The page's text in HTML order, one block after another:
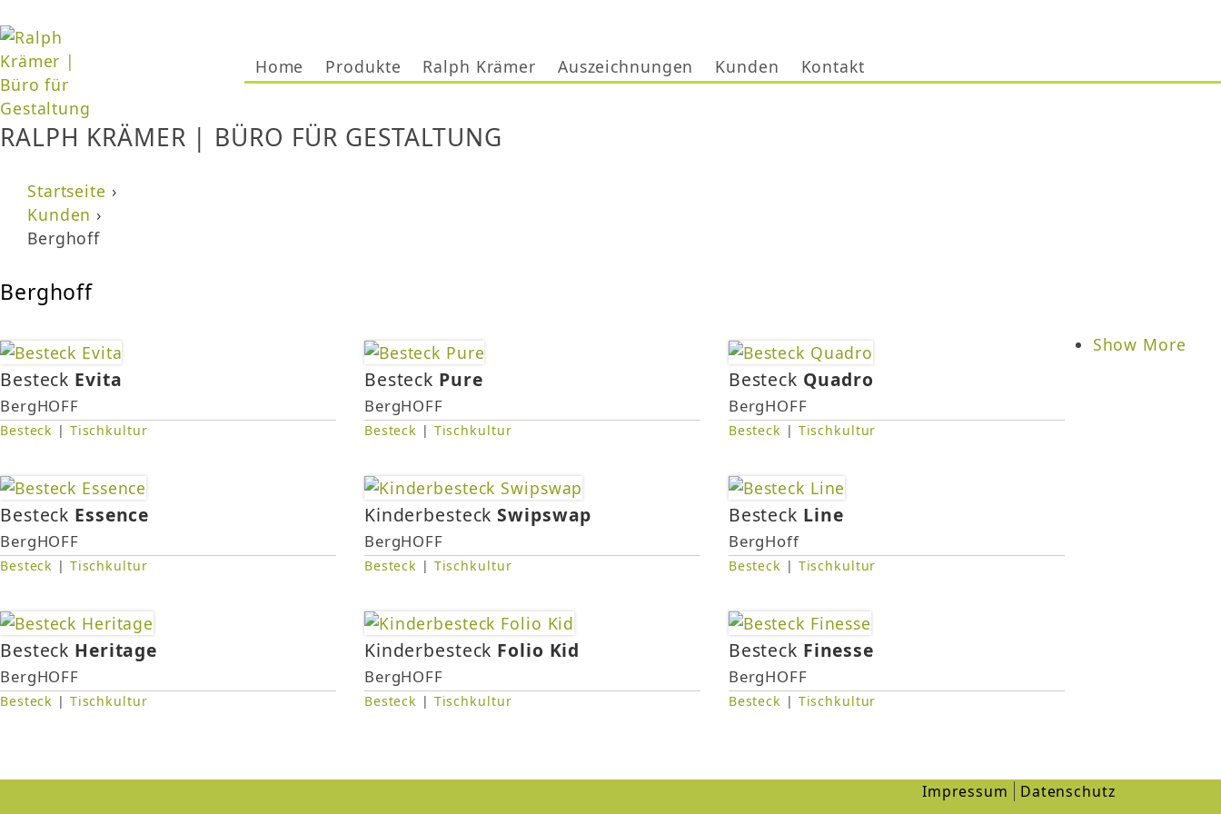
Jump to navigation
Home Produkte Ralph Krämer Auszeichnungen Kunden Kontakt
RALPH KRÄMER | BÜRO FÜR GESTALTUNG
Sie sind hier
Startseite ›
Kunden ›
Berghoff
Berghoff
Besteck Evita
BergHOFF
Besteck | Tischkultur
Besteck Pure
BergHOFF
Besteck | Tischkultur
Besteck Quadro
BergHOFF
Besteck | Tischkultur
Besteck Essence
BergHOFF
Besteck | Tischkultur
Kinderbesteck Swipswap
BergHOFF
Besteck | Tischkultur
Besteck Line
BergHoff
Besteck | Tischkultur
Besteck Heritage
BergHOFF
Besteck | Tischkultur
Kinderbesteck Folio Kid
BergHOFF
Besteck | Tischkultur
Besteck Finesse
BergHOFF
Besteck | Tischkultur
Show More
Impressum Datenschutz